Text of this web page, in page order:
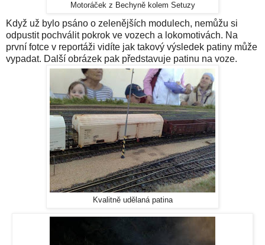
Motoráček z Bechyně kolem Setuzy
Když už bylo psáno o zelenějších modulech, nemůžu si
odpustit pochválit pokrok ve vozech a lokomotivách. Na
první fotce v reportáži vidíte jak takový výsledek patiny může
vypadat. Další obrázek pak představuje patinu na voze.
Kvalitně udělaná patina